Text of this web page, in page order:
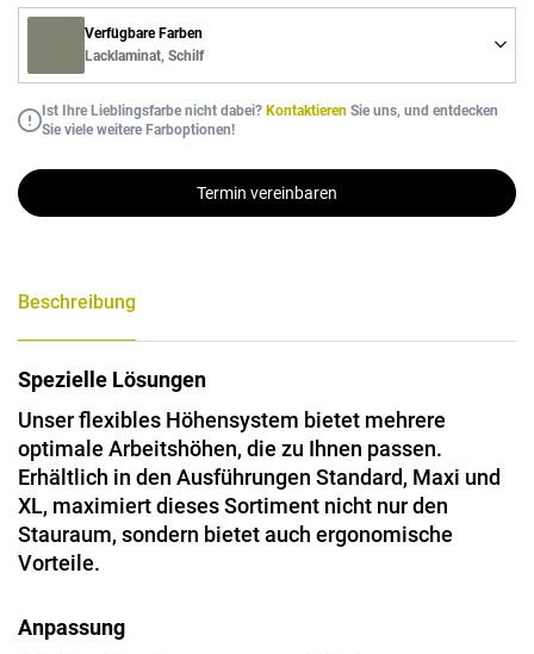
Verfügbare Farben
Lacklaminat, Schilf
Ist Ihre Lieblingsfarbe nicht dabei? Kontaktieren Sie uns, und entdecken
Sie viele weitere Farboptionen!
Termin vereinbaren
Beschreibung
Spezielle Lösungen
Unser flexibles Höhensystem bietet mehrere
optimale Arbeitshöhen, die zu Ihnen passen.
Erhältlich in den Ausführungen Standard, Maxi und
XL, maximiert dieses Sortiment nicht nur den
Stauraum, sondern bietet auch ergonomische
Vorteile.
Anpassung